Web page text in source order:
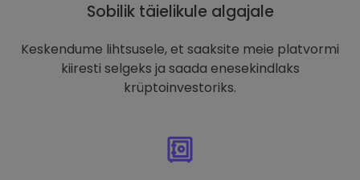
Sobilik täielikule algajale
Keskendume lihtsusele, et saaksite meie platvormi
kiiresti selgeks ja saada enesekindlaks
krüptoinvestoriks.